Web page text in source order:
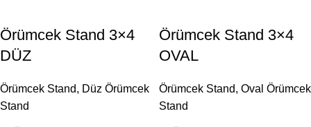
Örümcek Stand 3×4
DÜZ
Örümcek Stand, Düz Örümcek
Stand
Örümcek Stand 3×4
OVAL
Örümcek Stand, Oval Örümcek
Stand